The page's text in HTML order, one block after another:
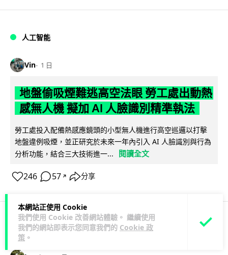
本網站正使用 Cookie
我們使用 Cookie 改善網站體驗。 繼續使用
我們的網站即表示您同意我們的 Cookie 政
策 。
人工智能
Vin 1 日
地盤偷吸煙難逃高空法眼 勞工處出動熱
感無人機 擬加 AI 人臉識別精準執法
勞工處投入配備熱感應鏡頭的小型無人機進行高空巡邏以打擊
地盤違例吸煙，並正研究於未來一年內引入 AI 人臉識別與行為
分析功能，結合三大技術進一...
閱讀全文
246 57 ↗ 分享
人工智能